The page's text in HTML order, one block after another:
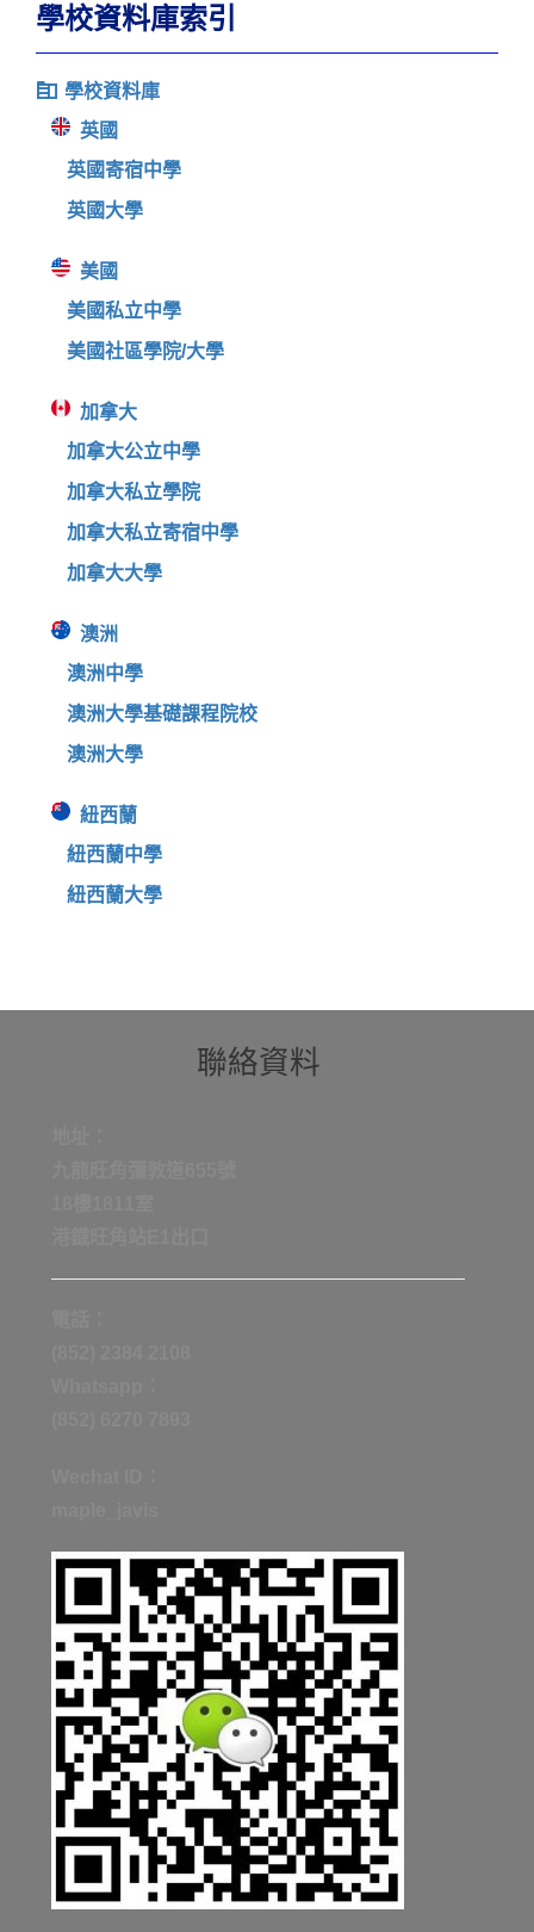
學校資料庫索引
學校資料庫
英國
英國寄宿中學
英國大學
美國
美國私立中學
美國社區學院/大學
加拿大
加拿大公立中學
加拿大私立學院
加拿大私立寄宿中學
加拿大大學
澳洲
澳洲中學
澳洲大學基礎課程院校
澳洲大學
紐西蘭
紐西蘭中學
紐西蘭大學
聯絡資料